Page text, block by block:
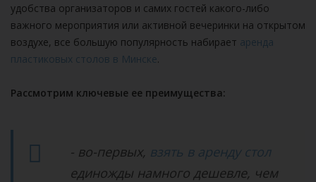
удобства организаторов и самих гостей какого-либо
важного мероприятия или активной вечеринки на открытом
воздухе, все большую популярность набирает аренда
пластиковых столов в Минске.
Рассмотрим ключевые ее преимущества:
- во-первых, взять в аренду стол
единожды намного дешевле, чем